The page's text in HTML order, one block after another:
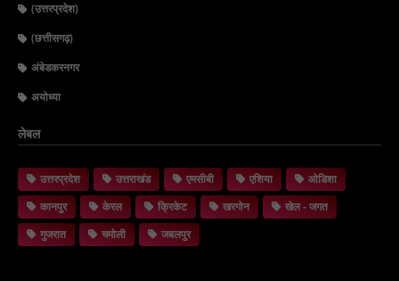
(उत्तरप्रदेश)
(छत्तीसगढ़)
अंबेडकरनगर
अयोध्या
लेबल
उत्तरप्रदेश उत्तराखंड एमसीबी एशिया
ओडिशा
कानपुर
केरल क्रिकेट खरगोन
खेल - जगत
गुजरात
चमोली जबलपुर